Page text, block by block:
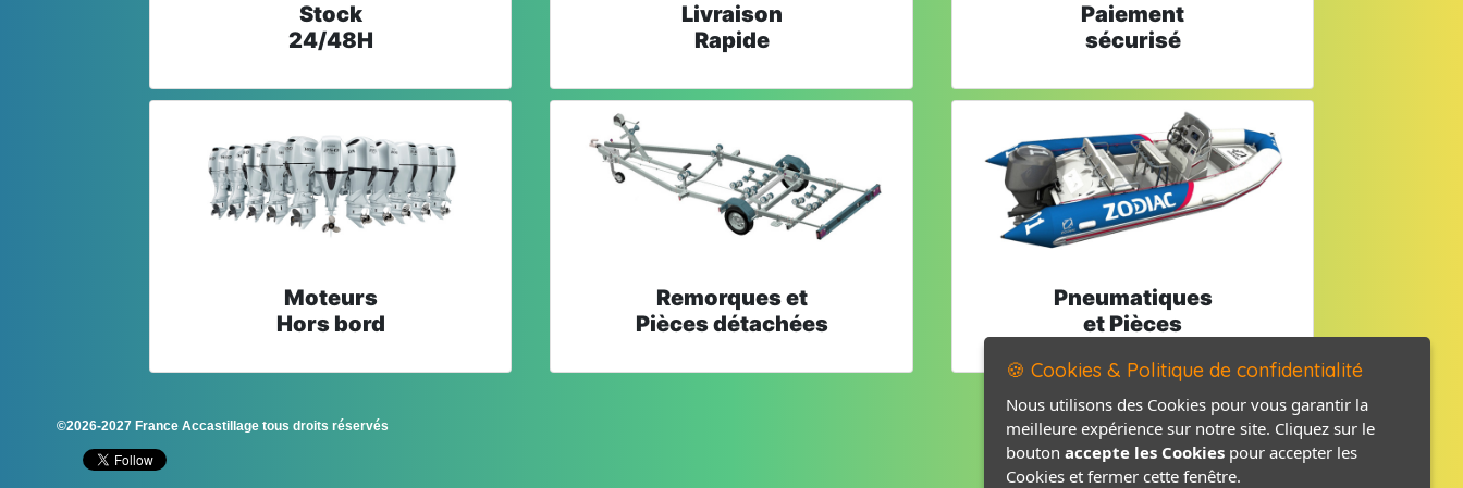
Stock
24/48H
Livraison
Rapide
Paiement
sécurisé
Moteurs
Hors bord
Remorques et
Pièces détachées
Pneumatiques
et Pièces
©2026-2027 France Accastillage tous droits réservés Mentions légales
Politique de confidentialité
🍪 Cookies & Politique de confidentialité
Nous utilisons des Cookies pour vous garantir la
meilleure expérience sur notre site. Cliquez sur le
bouton accepte les Cookies pour accepter les
Cookies et fermer cette fenêtre.